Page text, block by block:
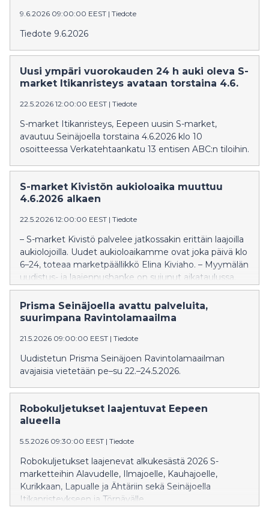
9.6.2026 09:00:00 EEST | Tiedote
Tiedote 9.6.2026
Uusi ympäri vuorokauden 24 h auki oleva S-
market Itikanristeys avataan torstaina 4.6.
22.5.2026 12:00:00 EEST | Tiedote
S-market Itikanristeys, Eepeen uusin S-market,
avautuu Seinäjoella torstaina 4.6.2026 klo 10
osoitteessa Verkatehtaankatu 13 entisen ABC:n tiloihin.
S-market Kivistön aukioloaika muuttuu
4.6.2026 alkaen
22.5.2026 12:00:00 EEST | Tiedote
– S-market Kivistö palvelee jatkossakin erittäin laajoilla
aukiolojoilla. Uudet aukioloaikamme ovat joka päivä klo
6–24, toteaa marketpäällikkö Elina Kiviaho. – Myymälän
uudistus- ja laajennushanke on sujunut aikataulussa.
Seuraavaksi tiivistämme myymälän pienempään tilaan.
Tämä voi näkyä asiakkaille valitettavasti
suosikkituotteen puuttumisena, mutta marraskuussa
paremmissa tiloissa laajemmalla valikoimalla, kertoo
ryhmäpäällikkö Ann-Christina Hevonkoski. Uuden
asemakaavan mukaisesti liikenteen sujuvuutta ja
turvallisuutta parannetaan sulkemalla Kivistöntien
liittymä pihaan. Ruukintieltä tulee jatkossa kaksi
liittymää kiinteistön piha-alueelle. Liittymiä koskevat
muutostyöt ajoittuvat touko-kesäkuun vaihteeseen.
avaamaan uudelleen 4.6. Autopesula kahdella
Latauspisteitä on kuusi kappaletta ja latausaseman
kokonaisteho on 600 kW. Latauskentälle
Prisma Seinäjoella avattu palveluita,
suurimpana Ravintolamaailma
21.5.2026 09:00:00 EEST | Tiedote
Uudistetun Prisma Seinäjoen Ravintolamaailman
avajaisia vietetään pe–su 22.–24.5.2026.
Robokuljetukset laajentuvat Eepeen
alueella
5.5.2026 09:30:00 EEST | Tiedote
Robokuljetukset laajenevat alkukesästä 2026 S-
marketteihin Alavudelle, Ilmajoelle, Kauhajoelle,
Kurikkaan, Lapualle ja Ähtäriin sekä Seinäjoella
Itikanristeykseen ja Törnävälle.